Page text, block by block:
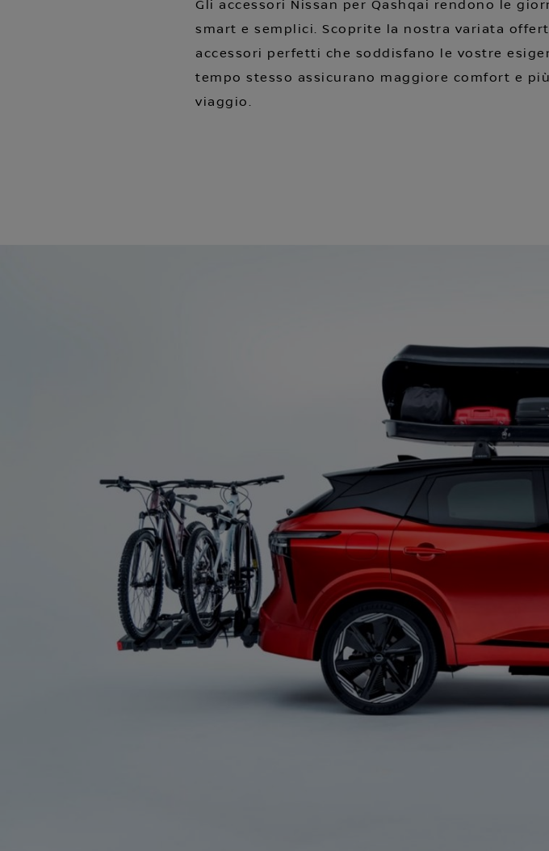
Gli accessori Nissan per Qashqai rendono le
smart e semplici. Scoprite la nostra variata
accessori perfetti che soddisfano le vostre
tempo stesso assicurano maggiore comfort e
viaggio.